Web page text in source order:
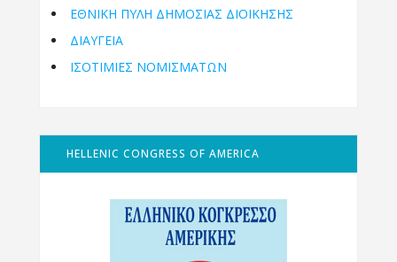
ΕΘΝΙΚΉ ΠΎΛΗ ΔΗΜΌΣΙΑΣ ΔΙΟΊΚΗΣΗΣ
ΔΙΑΥΓΕΙΑ
ΙΣΟΤΙΜΙΕΣ ΝΟΜΙΣΜΑΤΩΝ
HELLENIC CONGRESS OF AMERICA